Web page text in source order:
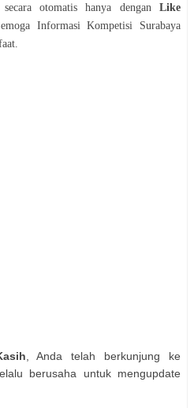
otomatis hanya dengan Like
InformasiKompetisi
Surabaya
, Anda telah berkunjung ke
berusaha untuk mengupdate